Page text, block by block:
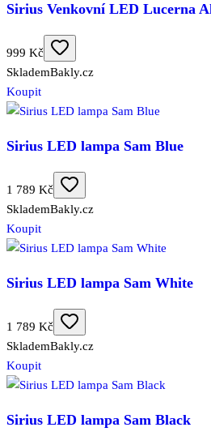
Sirius Venkovní LED Lucerna
999 Kč
SklademBakly.cz
Koupit
Sirius LED lampa Sam Blue
1 789 Kč
SklademBakly.cz
Koupit
Sirius LED lampa Sam White
1 789 Kč
SklademBakly.cz
Koupit
Sirius LED lampa Sam Black